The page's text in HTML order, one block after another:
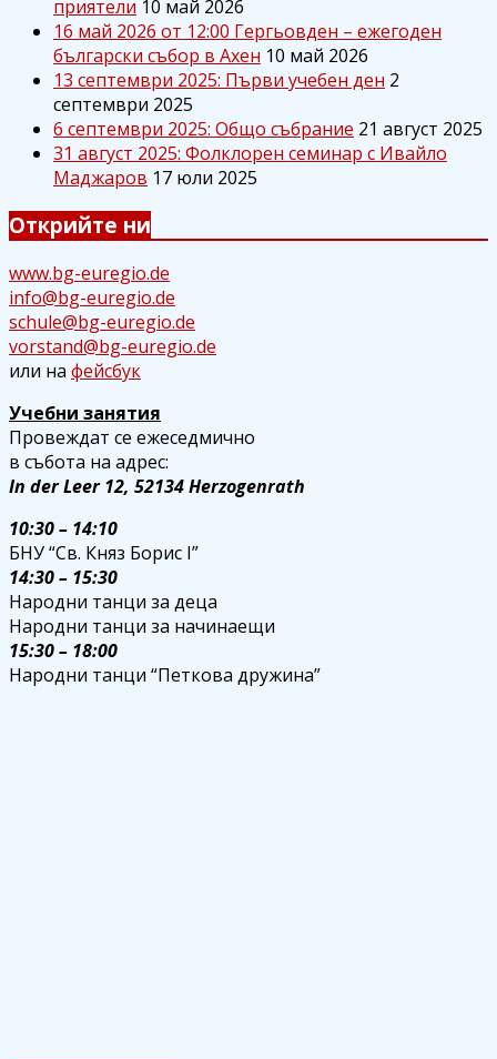
приятели 10 май 2026
16 май 2026 от 12:00 Гергьовден – ежегоден
български събор в Ахен 10 май 2026
13 септември 2025: Първи учебен ден 2
септември 2025
6 септември 2025: Общо събрание 21 август 2025
31 август 2025: Фолклорен семинар с Ивайло
Маджаров 17 юли 2025
Открийте ни
www.bg-euregio.de
info@bg-euregio.de
schule@bg-euregio.de
vorstand@bg-euregio.de
или на фейсбук
Учебни занятия
Провеждат се ежеседмично
в събота на адрес:
In der Leer 12, 52134 Herzogenrath
10:30 – 14:10
БНУ “Св. Княз Борис I”
14:30 – 15:30
Народни танци за деца
Народни танци за начинаещи
15:30 – 18:00
Народни танци “Петкова дружина”